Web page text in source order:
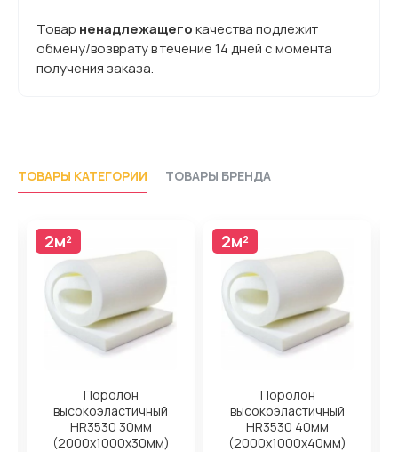
Товар ненадлежащегокачества подлежит
обмену/возврату в течение 14 дней с момента
получения заказа.
ТОВАРЫ КАТЕГОРИИ ТОВАРЫ БРЕНДА
2м²
Поролон
высокоэластичный
HR3530 30мм
(2000x1000x30мм)
2м²
Поролон
высокоэластичный
HR3530 40мм
(2000x1000x40мм)